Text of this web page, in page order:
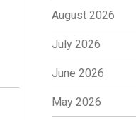
August 2026
July 2026
June 2026
May 2026